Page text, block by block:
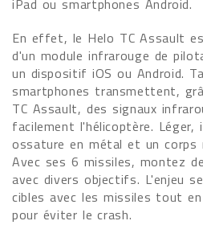
iPad ou smartphones Android.
En effet, le Helo TC Assault
d'un module infrarouge de
un dispositif iOS ou Android.
smartphones transmettent,
TC Assault, des signaux
facilement l'hélicoptère. Léger,
ossature en métal et un corps
Avec ses 6 missiles, montez
avec divers objectifs. L'enjeu
cibles avec les missiles tout
pour éviter le crash.